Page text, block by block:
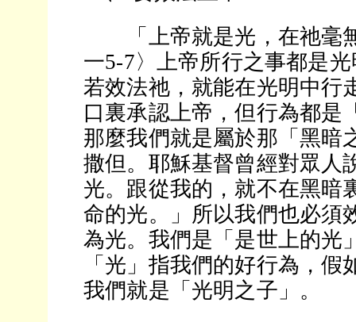
「上帝就是光，在祂毫
一5-7〉上帝所行之事都是
若效法祂，就能在光明中行
口裏承認上帝，但行為都是
那麼我們就是屬於那「黑
撒但。耶穌基督曾經對眾人
光。跟從我的，就不在黑暗
命的光。」所以我們也必須
為光。我們是「是世上的光
「光」指我們的好行為，假
我們就是「光明之子」。